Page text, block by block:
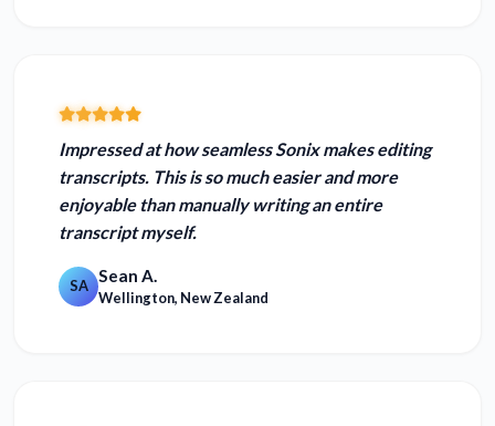
Impressed at how seamless Sonix makes editing
transcripts. This isso much easier and more
enjoyablethan manually writing an entire
transcript myself.
SA Sean A.
Wellington, New Zealand